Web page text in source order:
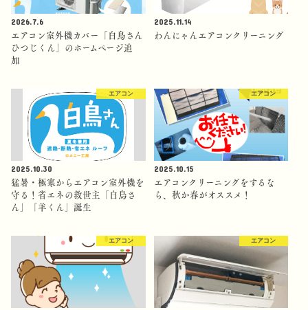
2026.7.6
エアコン室外機カバー「白鳥さん
ひつじくん」のホームページ追
加
2025.11.14
わんにゃんエアコンクリーニング
エアコン
2025.10.30
猛暑・極寒からエアコン室外機を
守る！省エネの救世主「白鳥さ
ん」「羊くん」誕生
エアコン
2025.10.15
エアコンクリーニングをするな
ら、秋か春がオススメ！
エアコン エアコン